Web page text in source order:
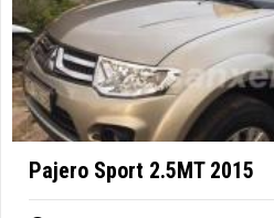
Pajero Sport 2.5MT 2015